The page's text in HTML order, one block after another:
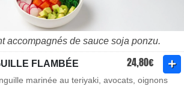
accompagnés de sauce soja ponzu.
FLAMBÉE 24,80€
marinée au teriyaki, avocats, oignons